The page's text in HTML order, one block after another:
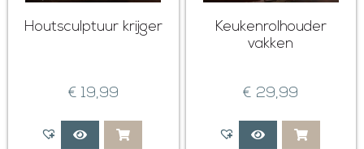
Houtsculptuur krijger
€ 19,99
Keukenrolhouder
vakken
€ 29,99